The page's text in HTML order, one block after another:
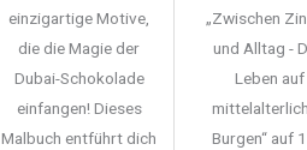
einzigartige Motive,
die die Magie der
Dubai-Schokolade
einfangen! Dieses
Malbuch entführt dich
„Zwischen
und Alltag -
Leben auf
Burgen“ auf